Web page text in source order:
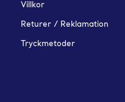
Villkor
Returer / Reklamation
Tryckmetoder